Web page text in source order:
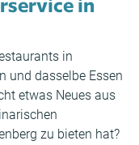
in
und dasselbe Essen
etwas Neues aus
zu bieten hat?